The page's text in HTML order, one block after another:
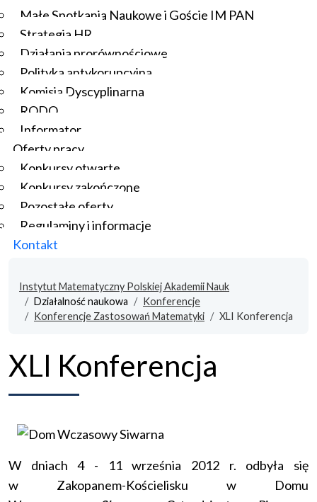
Małe Spotkania Naukowe i Goście IM PAN
Strategia HR
Działania prorównościowe
Polityka antykorupcyjna
Komisja Dyscyplinarna
RODO
Informator
Oferty pracy
Konkursy otwarte
Konkursy zakończone
Pozostałe oferty
Regulaminy i informacje
Kontakt
Instytut Matematyczny Polskiej Akademii Nauk
Działalność naukowa
Konferencje
Konferencje Zastosowań Matematyki
XLI Konferencja
XLI Konferencja
W dniach 4 - 11 września 2012 r. odbyła się
w Zakopanem-Kościelisku w Domu